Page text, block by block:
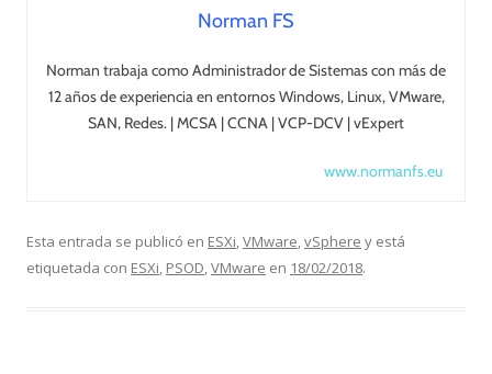
Norman FS
Norman trabaja como Administrador de Sistemas con más de
12 años de experiencia en entornos Windows, Linux, VMware,
SAN, Redes. | MCSA | CCNA | VCP-DCV | vExpert
www.normanfs.eu
Esta entrada se publicó en ESXi,VMware,vSphere y está
etiquetada con ESXi, PSOD,VMware en 18/02/2018.